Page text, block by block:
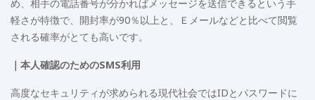
め、相手の電話番号が分かればメッセージを送信できるという手
軽さが特徴で、開封率が90％以上と、Ｅメールなどと比べて閲覧
される確率がとても高いです。
｜本人確認のためのSMS利用
高度なセキュリティが求められる現代社会ではIDとパスワードに